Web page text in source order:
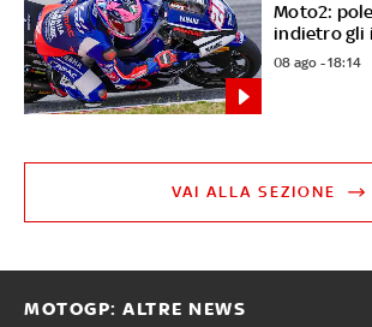
Moto2:
indietro gli
08 ago - 18:14
VAI ALLA SEZIONE
MOTOGP: ALTRE NEWS